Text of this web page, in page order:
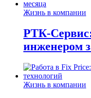
Жизнь в компании
РТК-
инженером
Жизнь в компании